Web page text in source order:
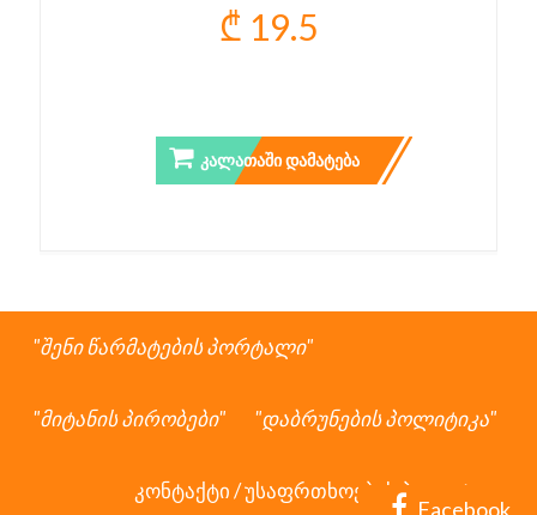
Facebook
₾ 19.5
ᲙᲐᲚᲐᲗᲐᲨᲘ ᲓᲐᲛᲐᲢᲔᲑᲐ
შენი წარმატების პორტალი
მიტანის პირობები დაბრუნების პოლიტიკა
კონტაქტი/უსაფრთხოების პოლიტიკა